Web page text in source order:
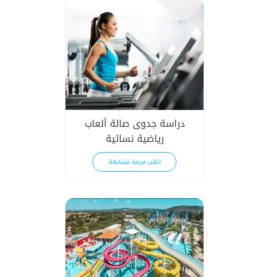
دراسة جدوى صالة ألعاب
رياضية نسائية
اطلب فرصة مشابهة